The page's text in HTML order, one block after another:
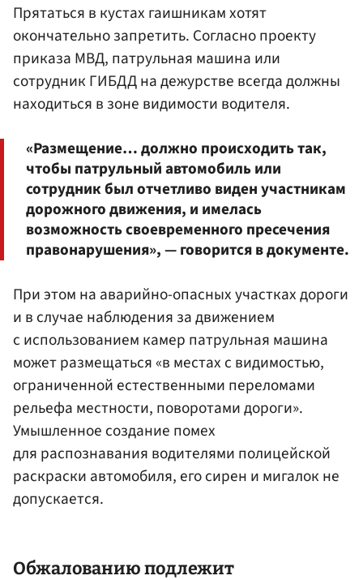
Прятаться в кустах гаишникам хотят
окончательно запретить. Согласно проекту
приказа МВД, патрульная машина или
сотрудник ГИБДД на дежурстве всегда должны
находиться в зоне видимости водителя.
«Размещение… должно происходить так,
чтобы патрульный автомобиль или
сотрудник был отчетливо виден участникам
дорожного движения, и имелась
возможность своевременного пресечения
правонарушения», — говорится в документе.
При этом на аварийно-опасных участках дороги
и в случае наблюдения за движением
с использованием камер патрульная машина
может размещаться «в местах с видимостью,
ограниченной естественными переломами
рельефа местности, поворотами дороги».
Умышленное создание помех
для распознавания водителями полицейской
раскраски автомобиля, его сирен и мигалок не
допускается.
Обжалованию подлежит